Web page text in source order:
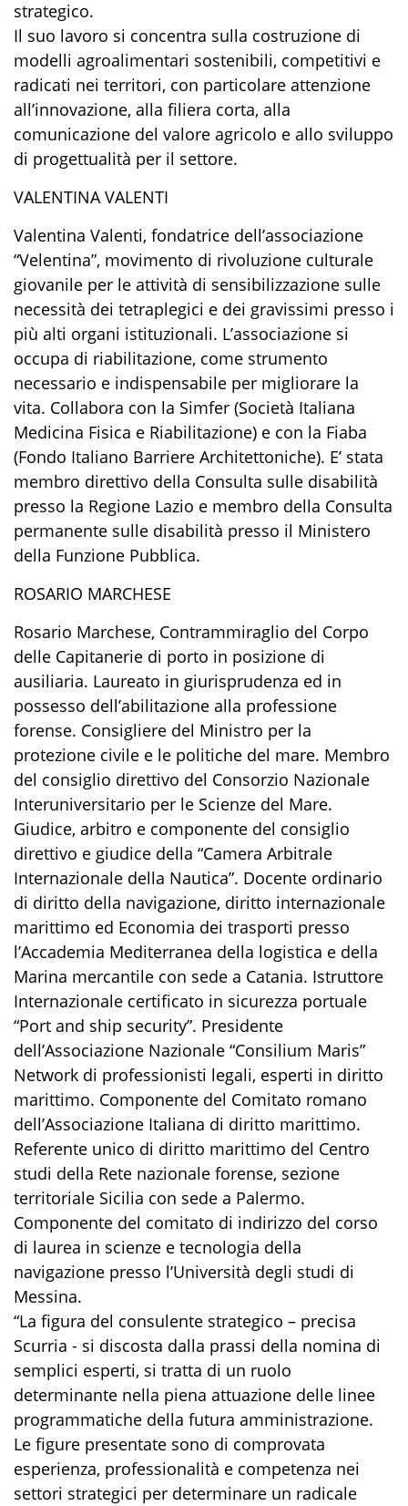
strategico.
Il suo lavoro si concentra sulla costruzione di
modelli agroalimentari sostenibili, competitivi e
radicati nei territori, con particolare attenzione
all’innovazione, alla filiera corta, alla
comunicazione del valore agricolo e allo sviluppo
di progettualità per il settore.
VALENTINA VALENTI
Valentina Valenti, fondatrice dell’associazione
“Velentina”, movimento di rivoluzione culturale
giovanile per le attività di sensibilizzazione sulle
necessità dei tetraplegici e dei gravissimi presso i
più alti organi istituzionali. L’associazione si
occupa di riabilitazione, come strumento
necessario e indispensabile per migliorare la
vita. Collabora con la Simfer (Società Italiana
Medicina Fisica e Riabilitazione) e con la Fiaba
(Fondo Italiano Barriere Architettoniche). E’ stata
membro direttivo della Consulta sulle disabilità
presso la Regione Lazio e membro della Consulta
permanente sulle disabilità presso il Ministero
della Funzione Pubblica.
ROSARIO MARCHESE
Rosario Marchese, Contrammiraglio del Corpo
delle Capitanerie di porto in posizione di
ausiliaria. Laureato in giurisprudenza ed in
possesso dell’abilitazione alla professione
forense. Consigliere del Ministro per la
protezione civile e le politiche del mare. Membro
del consiglio direttivo del Consorzio Nazionale
Interuniversitario per le Scienze del Mare.
Giudice, arbitro e componente del consiglio
direttivo e giudice della “Camera Arbitrale
Internazionale della Nautica”. Docente ordinario
di diritto della navigazione, diritto internazionale
marittimo ed Economia dei trasporti presso
l’Accademia Mediterranea della logistica e della
Marina mercantile con sede a Catania. Istruttore
Internazionale certificato in sicurezza portuale
“Port and ship security”. Presidente
dell’Associazione Nazionale “Consilium Maris”
Network di professionisti legali, esperti in diritto
marittimo. Componente del Comitato romano
dell’Associazione Italiana di diritto marittimo.
Referente unico di diritto marittimo del Centro
studi della Rete nazionale forense, sezione
territoriale Sicilia con sede a Palermo.
Componente del comitato di indirizzo del corso
di laurea in scienze e tecnologia della
navigazione presso l’Università degli studi di
Messina.
“La figura del consulente strategico – precisa
Scurria - si discosta dalla prassi della nomina di
semplici esperti, si tratta di un ruolo
determinante nella piena attuazione delle linee
programmatiche della futura amministrazione.
Le figure presentate sono di comprovata
esperienza, professionalità e competenza nei
settori strategici per determinare un radicale